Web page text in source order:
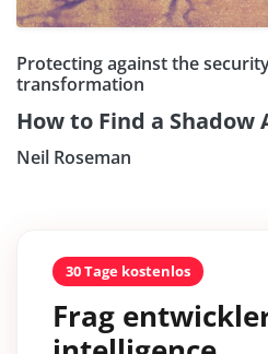
Protecting against the
transformation
How to Find a Shadow
Neil Roseman
30 Tage kostenlos
Frag